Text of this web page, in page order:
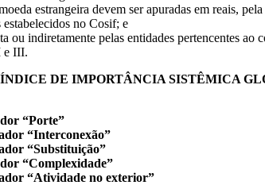
estrangeira devem ser apuradas em reais,
no Cosif; e
ou indiretamente pelas entidades pertencentes
e III.
DE IMPORTÂNCIA SISTÊMICA
“Porte”
“Interconexão”
“Substituição”
“Complexidade”
“Atividade no exterior”